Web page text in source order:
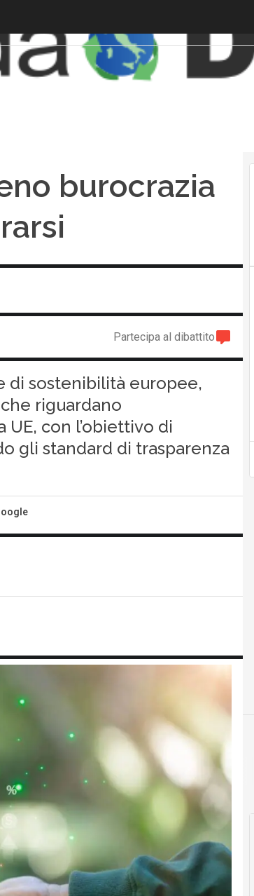
burocrazia
Partecipa al dibattito
di sostenibilità europee,
riguardano
UE, con l’obiettivo di
gli standard di trasparenza